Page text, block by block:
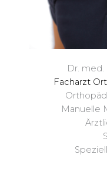
Dr.
Facharzt
Manuelle